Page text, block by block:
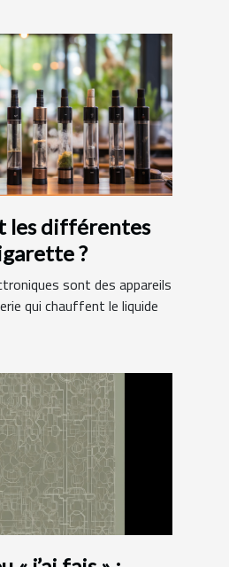
les différentes
?
sont des appareils
qui chauffent le liquide